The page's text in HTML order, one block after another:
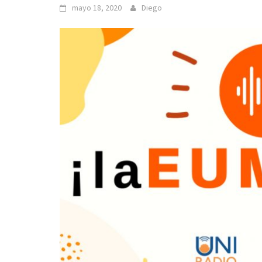
mayo 18, 2020 Diego